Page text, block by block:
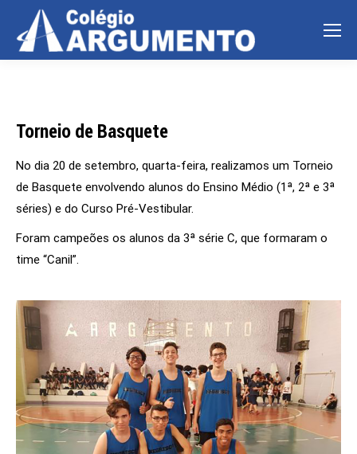
Torneio de Basquete
No dia 20 de setembro, quarta-feira, realizamos um Torneio
de Basquete envolvendo alunos do Ensino Médio (1ª, 2ª e 3ª
séries) e do Curso Pré-Vestibular.
Foram campeões os alunos da 3ª série C, que formaram o
time “Canil”.